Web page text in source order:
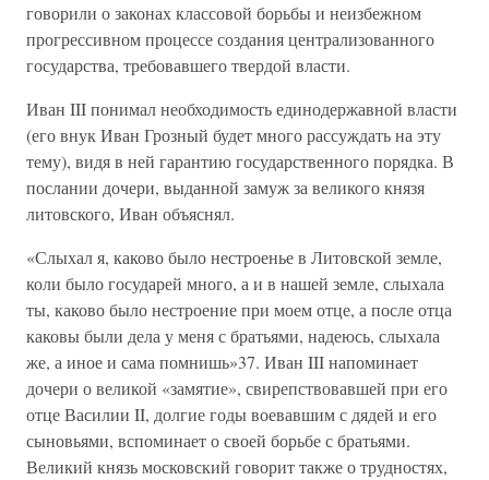
говорили о законах классовой борьбы и неизбежном
прогрессивном процессе создания централизованного
государства, требовавшего твердой власти.
Иван III понимал необходимость единодержавной власти
(его внук Иван Грозный будет много рассуждать на эту
тему), видя в ней гарантию государственного порядка. В
послании дочери, выданной замуж за великого князя
литовского, Иван объяснял.
«Слыхал я, каково было нестроенье в Литовской земле,
коли было государей много, а и в нашей земле, слыхала
ты, каково было нестроение при моем отце, а после отца
каковы были дела у меня с братьями, надеюсь, слыхала
же, а иное и сама помнишь»37. Иван III напоминает
дочери о великой «замятие», свирепствовавшей при его
отце Василии II, долгие годы воевавшим с дядей и его
сыновьями, вспоминает о своей борьбе с братьями.
Великий князь московский говорит также о трудностях,